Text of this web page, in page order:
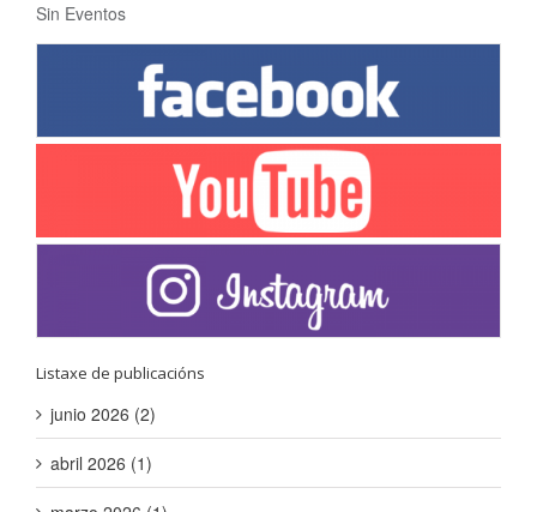
Sin Eventos
Listaxe de publicacións
junio 2026 (2)
abril 2026 (1)